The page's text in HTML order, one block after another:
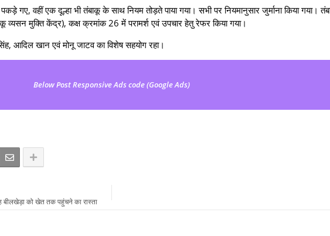
गए, वहीं एक दूल्हा भी तंबाकू के साथ नियम तोड़ते पाया गया। सभी पर नियमानुसार जुर्माना किया गया।
व्यसन मुक्ति केंद्र), कक्ष क्रमांक 26 में परामर्श एवं उपचार हेतु रेफर किया गया।
आदिल खान एवं मोनू जाटव का विशेष सहयोग रहा।
Below Post Responsive Ads code (Google Ads)
बीलखेड़ा को खेत तक पहुंचने का रास्ता